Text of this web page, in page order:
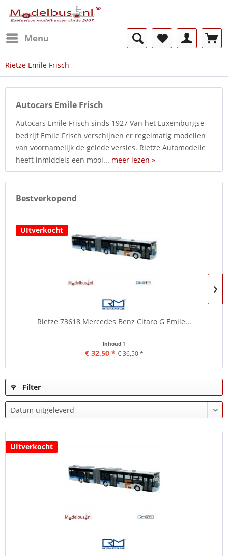
Menu
Rietze Emile Frisch
Autocars Emile Frisch
Autocars Emile Frisch sinds 1927 Van het Luxemburgse
bedrijf Emile Frisch verschijnen er regelmatig modellen
van voornamelijk de gelede versies. Rietze Automodelle
heeft inmiddels een mooi... meer lezen »
Bestverkopend
UItverkocht
Rietze 73618 Mercedes Benz Citaro G Emile...
Inhoud 1
€ 32,50 * € 36,50 *
Filter
UItverkocht